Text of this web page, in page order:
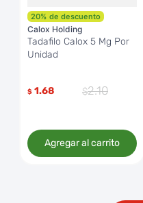
20% de descuento
Calox Holding
Tadafilo Calox 5 Mg Por
Unidad
$ 1.68 2.10
Agregar al carrito